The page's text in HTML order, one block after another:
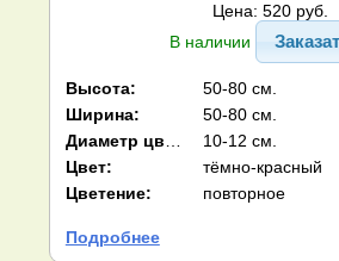
Цена: 520 руб.
В наличии
Высота:
50-80 см.
Ширина:
50-80 см.
10-12 см.
Цвет:
тёмно-красный
Цветение:
повторное
Подробнее